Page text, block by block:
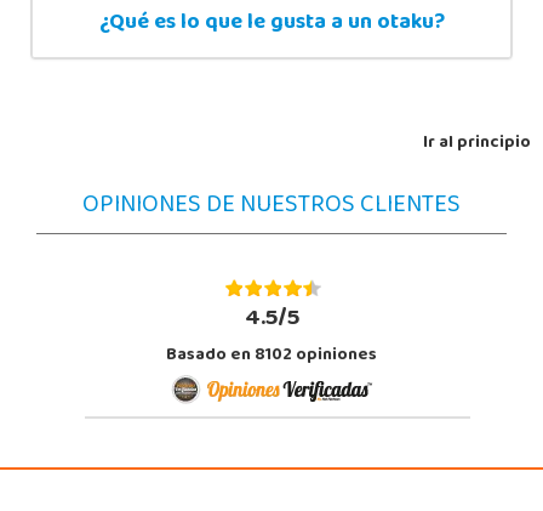
¿Qué es lo que le gusta a un otaku?
Ir al principio
OPINIONES DE NUESTROS CLIENTES
4.5/5
Basado en 8102 opiniones